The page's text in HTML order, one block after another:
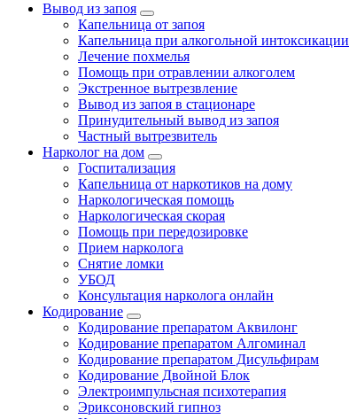
Вывод из запоя
Капельница от запоя
Капельница при алкогольной интоксикации
Лечение похмелья
Помощь при отравлении алкоголем
Экстренное вытрезвление
Вывод из запоя в стационаре
Принудительный вывод из запоя
Частный вытрезвитель
Нарколог на дом
Госпитализация
Капельница от наркотиков на дому
Наркологическая помощь
Наркологическая скорая
Помощь при передозировке
Прием нарколога
Снятие ломки
УБОД
Консультация нарколога онлайн
Кодирование
Кодирование препаратом Аквилонг
Кодирование препаратом Алгоминал
Кодирование препаратом Дисульфирам
Кодирование Двойной Блок
Электроимпульсная психотерапия
Эриксоновский гипноз